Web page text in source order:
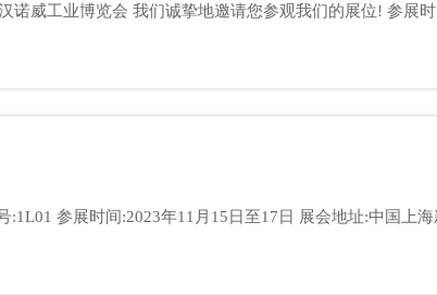
诺威工业博览会 我们诚挚地邀请您参观我们的展位! 参展